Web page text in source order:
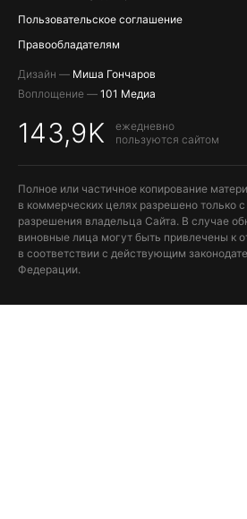
Пользовательское соглашение
Правообладателям
Дизайн — Миша Гончаров
Воплощение — 101 Медиа
143,9K
ежедневно
пользуются сайтом
Полное или частичное копирование
в коммерческих целях разрешено только
разрешения владельца Сайта. В случае
виновные лица могут быть привлечены к
в соответствии с действующим
Федерации.